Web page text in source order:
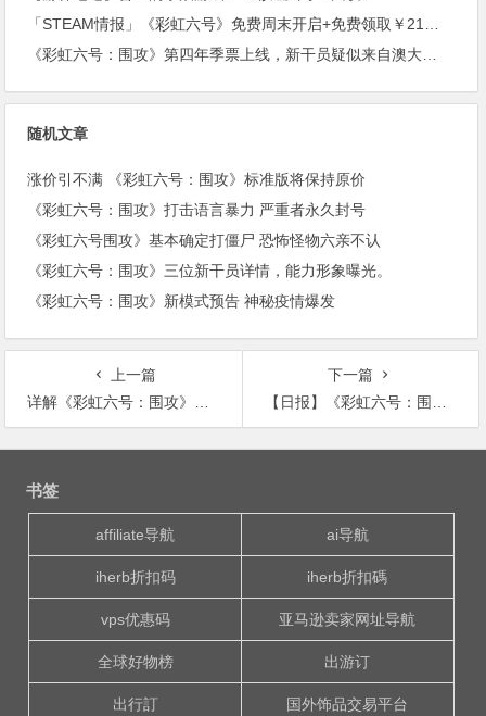
随机文章
涨价引不满 《彩虹六号：围攻》标准版将保持原价
《彩虹六号：围攻》打击语言暴力 严重者永久封号
《彩虹六号围攻》基本确定打僵尸 恐怖怪物六亲不认
《彩虹六号：围攻》三位新干员详情，能力形象曝光。
《彩虹六号：围攻》新模式预告 神秘疫情爆发
上一篇
详解《彩虹六号：围攻》里的各国反恐部队-GIGN
下一篇
【日报】《彩虹六号：围攻》新模式公布；《天国拯救》超硬核
文
书签
affiliate导航 ai导航
iherb折扣码 iherb折扣碼
vps优惠码 亚马逊卖家网址导航
全球好物榜 出游订
出行訂 国外饰品交易平台